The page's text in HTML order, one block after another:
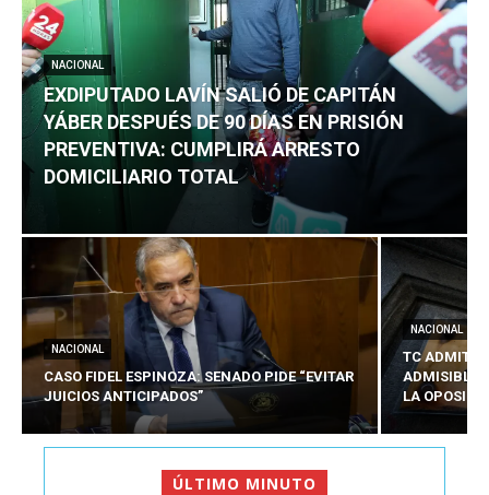
NACIONAL
EXDIPUTADO LAVÍN SALIÓ DE CAPITÁN
YÁBER DESPUÉS DE 90 DÍAS EN PRISIÓN
PREVENTIVA: CUMPLIRÁ ARRESTO
DOMICILIARIO TOTAL
NACIONAL
CASO FIDEL ESPINOZA: SENADO PIDE “EVITAR
JUICIOS ANTICIPADOS”
NACIONAL
TC ADMITE
ADMISIBLES
LA
ÚLTIMO MINUTO